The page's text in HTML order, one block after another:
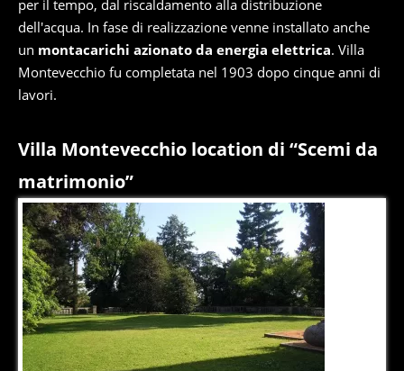
per il tempo, dal riscaldamento alla distribuzione
dell'acqua. In fase di realizzazione venne installato anche
un montacarichi azionato da energia elettrica. Villa
Montevecchio fu completata nel 1903 dopo cinque anni di
lavori.
Villa Montevecchio location di “Scemi da
matrimonio”